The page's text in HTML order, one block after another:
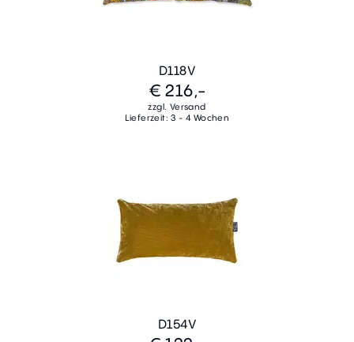
D118V
€ 216,-
zzgl. Versand
Lieferzeit: 3 - 4 Wochen
D154V